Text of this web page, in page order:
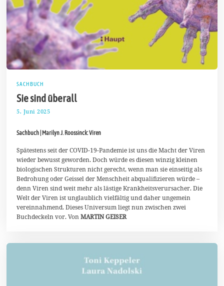
SACHBUCH
Sie sind überall
5. Juni 2025
J
n
2
0
2
5
Sachbuch | Marilyn J. Roossinck: Viren
Spätestens seit der COVID-19-Pandemie ist uns die Macht der Viren
wieder bewusst geworden. Doch würde es diesen winzig kleinen
biologischen Strukturen nicht gerecht, wenn man sie einseitig als
Bedrohung oder Geissel der Menschheit abqualifizieren würde –
denn Viren sind weit mehr als lästige Krankheitsverursacher. Die
Welt der Viren ist unglaublich vielfältig und daher ungemein
vereinnahmend. Dieses Universum liegt nun zwischen zwei
Buchdeckeln vor. VonMARTIN GEISER